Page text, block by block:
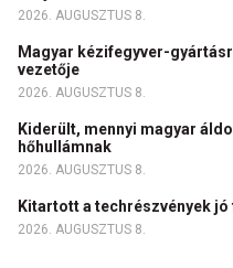
2026. AUGUSZTUS 8.
Magyar kézifegyver-
vezetője
2026. AUGUSZTUS 8.
Kiderült, mennyi magyar
hőhullámnak
2026. AUGUSZTUS 8.
Kitartott a techrészvények jó
2026. AUGUSZTUS 8.